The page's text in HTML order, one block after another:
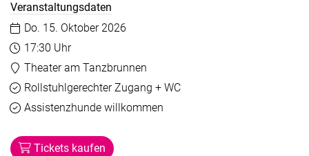
Veranstaltungsdaten
Datum:
Do. 15. Oktober 2026
Uhrzeit:
17:30 Uhr
Veranstaltungsort:
Theater am Tanzbrunnen
Barrierefreiheit
Rollstuhlgerechter Zugang + WCVerfügbar
Assistenzhunde willkommen
Tickets kaufen